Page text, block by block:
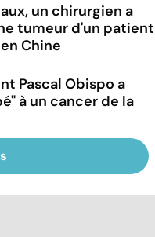
un chirurgien a
tumeur d'un patient
Chine
Pascal Obispo a
à un cancer de la